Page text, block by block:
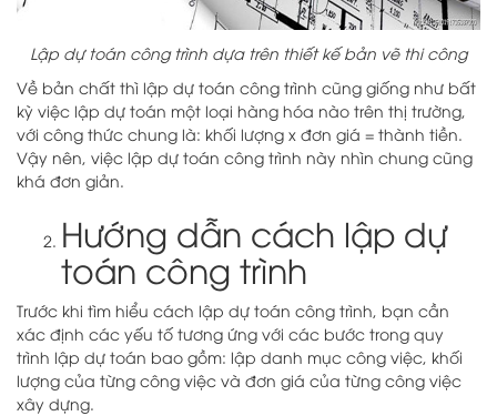
Lập dự toán công trình dựa trên thiết kế bản vẽ thi công
Về bản chất thì lập dự toán công trình cũng giống như bất
kỳ việc lập dự toán một loại hàng hóa nào trên thị trường,
với công thức chung là: khối lượng x đơn giá = thành tiền.
Vậy nên, việc lập dự toán công trình này nhìn chung cũng
khá đơn giản.
Hướng dẫn cách lập dự
toán công trình
Trước khi tìm hiểu cách lập dự toán công trình, bạn cần
xác định các yếu tố tương ứng với các bước trong quy
trình lập dự toán bao gồm: lập danh mục công việc, khối
lượng của từng công việc và đơn giá của từng công việc
xây dựng.